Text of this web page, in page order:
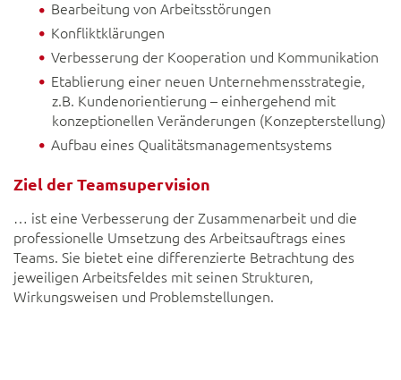
Bearbeitung von Arbeitsstörungen
Konfliktklärungen
Verbesserung der Kooperation und Kommunikation
Etablierung einer neuen Unternehmensstrategie,
z.B. Kundenorientierung – einhergehend mit
konzeptionellen Veränderungen (Konzepterstellung)
Aufbau eines Qualitätsmanagementsystems
Ziel der Teamsupervision
… ist eine Verbesserung der Zusammenarbeit und die
professionelle Umsetzung des Arbeitsauftrags eines
Teams. Sie bietet eine differenzierte Betrachtung des
jeweiligen Arbeitsfeldes mit seinen Strukturen,
Wirkungsweisen und Problemstellungen.